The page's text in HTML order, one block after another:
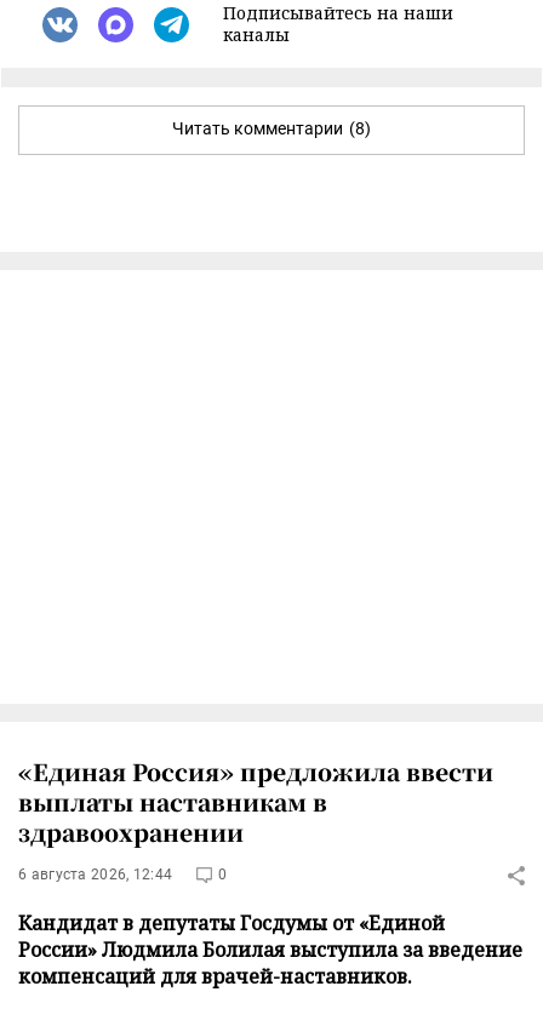
Подписывайтесь на наши
каналы
Читать комментарии (8)
«Единая Россия» предложила ввести
выплаты наставникам в
здравоохранении
6 августа 2026, 12:44 0
Кандидат в депутаты Госдумы от «Единой
России» Людмила Болилая выступила за введение
компенсаций для врачей-наставников.